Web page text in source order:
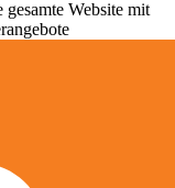
Website mit